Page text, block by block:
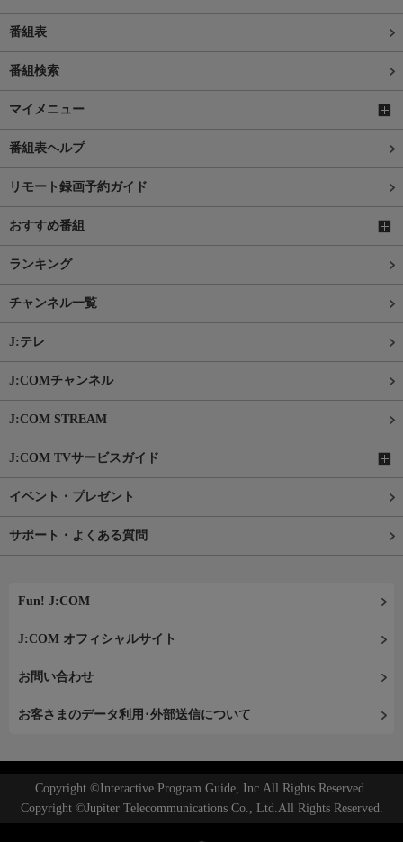
番組表
番組検索
マイメニュー
番組表ヘルプ
リモート録画予約ガイド
おすすめ番組
ランキング
チャンネル一覧
J:テレ
J:COMチャンネル
J:COM STREAM
J:COM TVサービスガイド
イベント・プレゼント
サポート・よくある質問
Fun! J:COM
J:COM オフィシャルサイト
お問い合わせ
お客さまのデータ利用･外部送信について
Copyright ©Interactive Program Guide, Inc.All Rights Reserved.
Copyright ©Jupiter Telecommunications Co., Ltd.All Rights Reserved.